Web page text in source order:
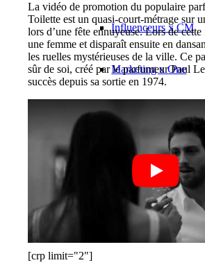
Influenceurs x CM
Marketing x One
Immobilien x
Magazine x FIV
Couture x CM
La vidéo de promotion du populaire
Toilette est un quasi-court-métrage sur
lors d’une fête ennuyeuse. Lors de
une femme et disparaît ensuite en
les ruelles mystérieuses de la ville. Ce
sûr de soi, créé par le parfumeur Paul
succès depuis sa sortie en 1974.
[crp limit="2"]